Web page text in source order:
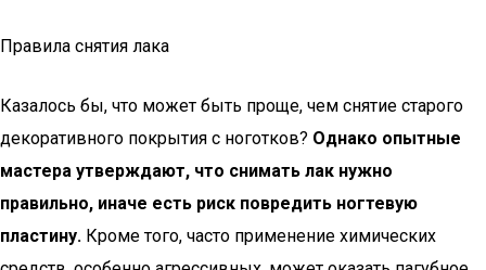
Правила снятия лака
Казалось бы, что может быть проще, чем снятие старого
декоративного покрытия с ноготков? Однако опытные
мастера утверждают, что снимать лак нужно
правильно, иначе есть риск повредить ногтевую
пластину. Кроме того, часто применение химических